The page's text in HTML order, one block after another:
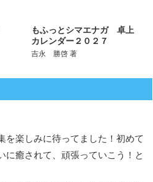
もふっとシマエナガ 卓上
カレンダー２０２７
吉永 勝啓 著
を楽しみに待ってました！初めて
に癒されて、頑張っていこう！と